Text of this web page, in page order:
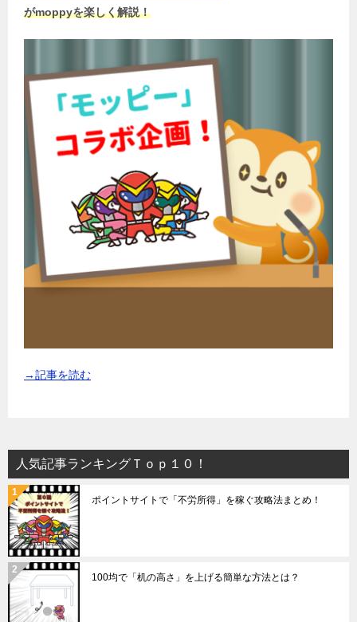
がmoppyを楽しく解説！
→記事を読む
人気記事ランキングＴｏｐ１０！
ポイントサイトで「不労所得」を稼ぐ攻略法まとめ！
100均で「机の高さ」を上げる簡単な方法とは？